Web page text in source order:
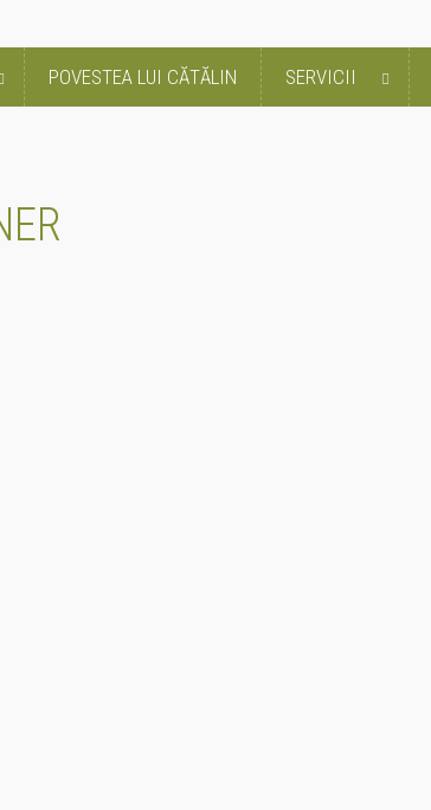
POVESTEA LUI CĂTĂLIN SERVICII